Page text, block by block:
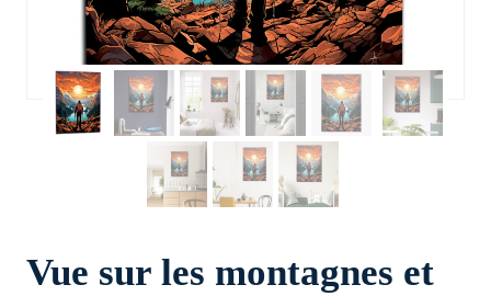
Vue sur les montagnes et